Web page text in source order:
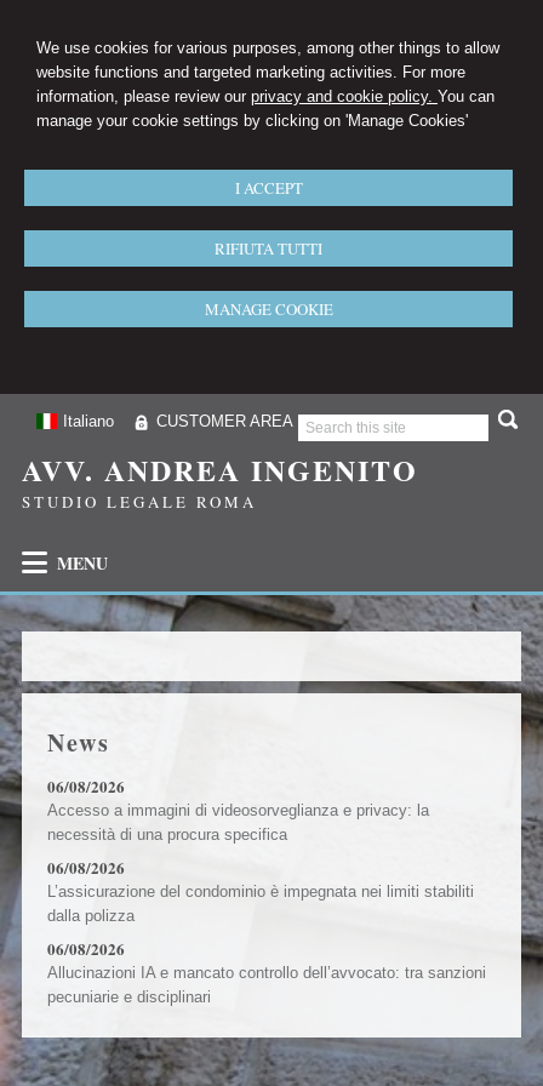
We use cookies for various purposes, among other things to allow
website functions and targeted marketing activities. For more
information, please review our privacy and cookie policy. You can
manage your cookie settings by clicking on 'Manage Cookies'
I ACCEPT
RIFIUTA TUTTI
MANAGE COOKIE
CUSTOMER AREA
Italiano
AVV. ANDREA INGENITO
STUDIO LEGALE ROMA
MENU
News
06/08/2026
Accesso a immagini di videosorveglianza e privacy: la
necessità di una procura specifica
06/08/2026
L’assicurazione del condominio è impegnata nei limiti stabiliti
dalla polizza
06/08/2026
Allucinazioni IA e mancato controllo dell’avvocato: tra sanzioni
pecuniarie e disciplinari